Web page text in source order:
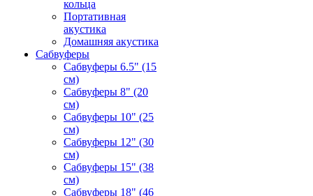
кольца
Портативная
акустика
Домашняя акустика
Сабвуферы
Сабвуферы 6.5" (15
см)
Сабвуферы 8" (20
см)
Сабвуферы 10" (25
см)
Сабвуферы 12" (30
см)
Сабвуферы 15" (38
см)
Сабвуферы 18" (46